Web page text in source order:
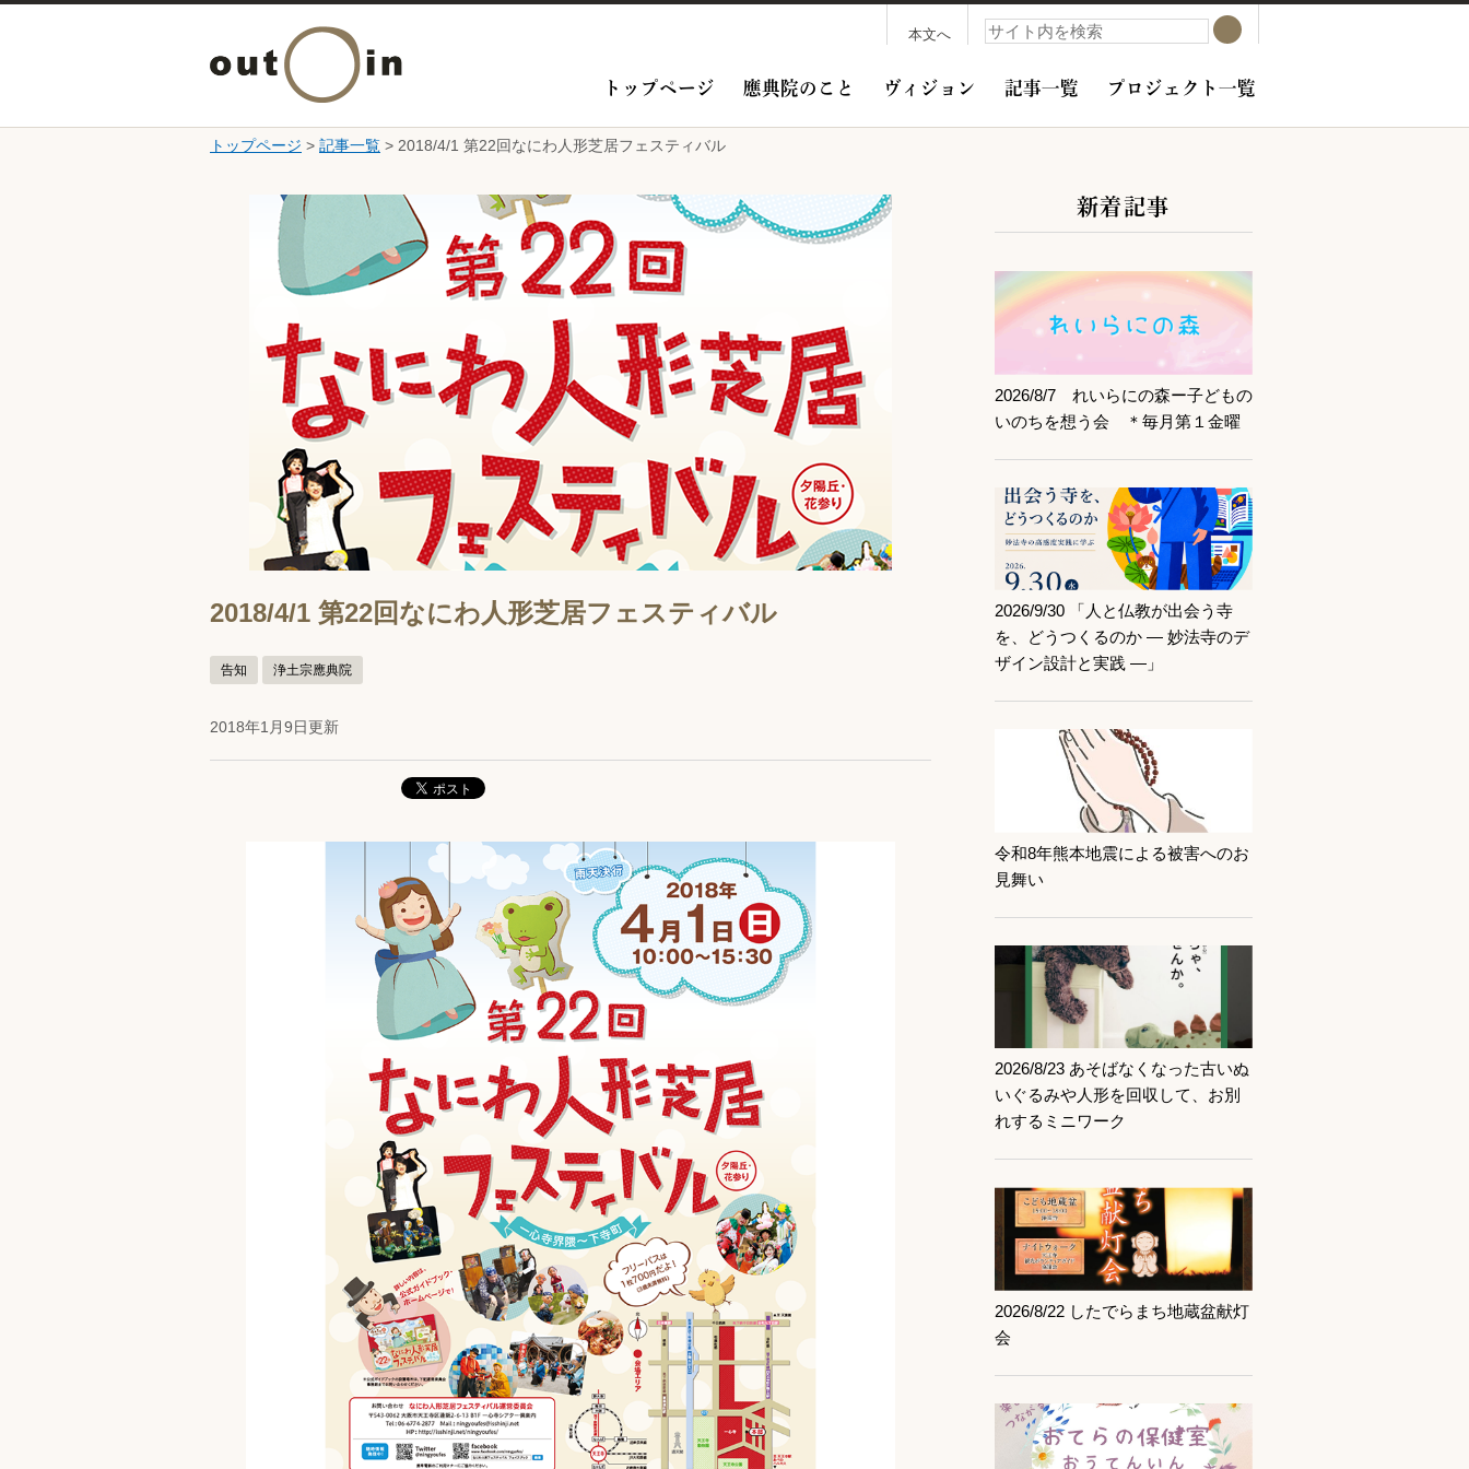
本文へ 検索
検索
トップページ 應典院のこと ヴィジョン 記事一覧 プロジェクト一覧
トップページ > 記事一覧 > 2018/4/1 第22回なにわ人形芝居フェスティバル
2018/4/1 第22回なにわ人形芝居フェスティバル
告知 浄土宗應典院
2018年1月9日更新
サブコンテンツ
新着記事
2026/8/7 れいらにの森ー子どもの
いのちを想う会 ＊毎月第１金曜
記事を読む
2026/9/30 「人と仏教が出会う寺
を、どうつくるのか ― 妙法寺のデ
ザイン設計と実践 ―」
記事を読む
令和8年熊本地震による被害へのお
見舞い
記事を読む
2026/8/23 あそばなくなった古いぬ
いぐるみや人形を回収して、お別
れするミニワーク
記事を読む
2026/8/22 したでらまち地蔵盆献灯
会
記事を読む
記事を読む